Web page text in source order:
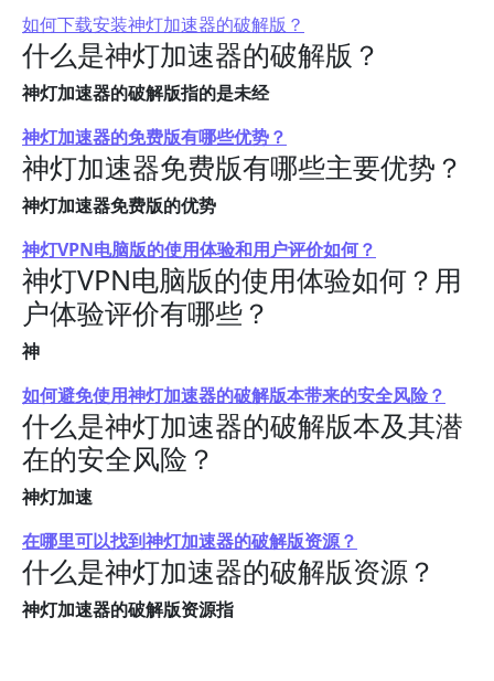
如何下载安装神灯加速器的破解版？
什么是神灯加速器的破解版？
神灯加速器的破解版指的是未经
神灯加速器的免费版有哪些优势？
神灯加速器免费版有哪些主要优势？
神灯加速器免费版的优势
神灯VPN电脑版的使用体验和用户评价如何？
神灯VPN电脑版的使用体验如何？用
户体验评价有哪些？
神
如何避免使用神灯加速器的破解版本带来的安全风险？
什么是神灯加速器的破解版本及其潜
在的安全风险？
神灯加速
在哪里可以找到神灯加速器的破解版资源？
什么是神灯加速器的破解版资源？
神灯加速器的破解版资源指